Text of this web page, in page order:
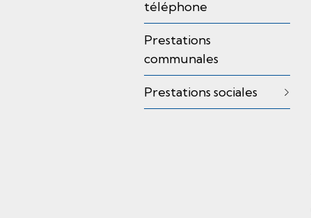
téléphone
Prestations
communales
Prestations sociales